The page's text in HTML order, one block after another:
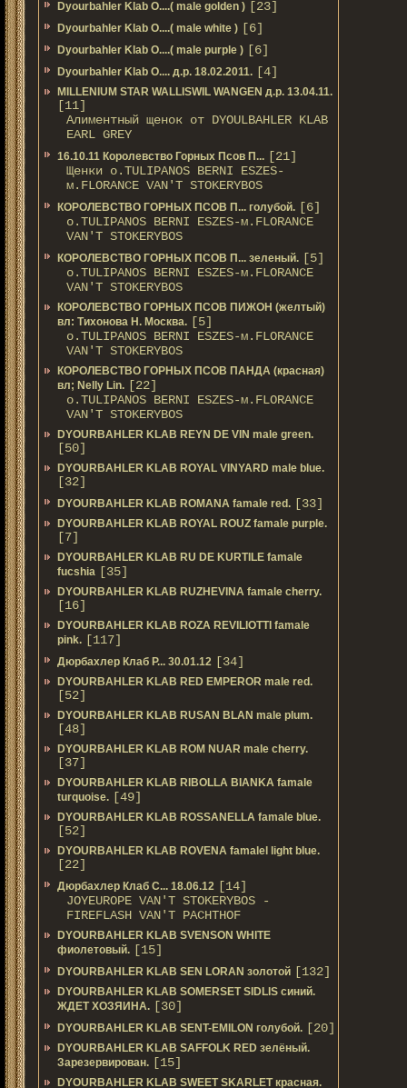
Dyourbahler Klab O....( male golden ) [23]
Dyourbahler Klab O....( male white ) [6]
Dyourbahler Klab O....( male purple ) [6]
Dyourbahler Klab O.... д.р. 18.02.2011. [4]
MILLENIUM STAR WALLISWIL WANGEN д.р. 13.04.11.
[11]
Алиментный щенок от DYOULBAHLER KLAB
EARL GREY
16.10.11 Королевство Горных Псов П... [21]
Щенки о.TULIPANOS BERNI ESZES-
м.FLORANCE VAN'T STOKERYBOS
КОРОЛЕВСТВО ГОРНЫХ ПСОВ П... голубой. [6]
о.TULIPANOS BERNI ESZES-м.FLORANCE
VAN'T STOKERYBOS
КОРОЛЕВСТВО ГОРНЫХ ПСОВ П... зеленый. [5]
о.TULIPANOS BERNI ESZES-м.FLORANCE
VAN'T STOKERYBOS
КОРОЛЕВСТВО ГОРНЫХ ПСОВ ПИЖОН (желтый)
вл: Тихонова Н. Москва. [5]
о.TULIPANOS BERNI ESZES-м.FLORANCE
VAN'T STOKERYBOS
КОРОЛЕВСТВО ГОРНЫХ ПСОВ ПАНДА (красная)
вл; Nelly Lin. [22]
о.TULIPANOS BERNI ESZES-м.FLORANCE
VAN'T STOKERYBOS
DYOURBAHLER KLAB REYN DE VIN male green.
[50]
DYOURBAHLER KLAB ROYAL VINYARD male blue.
[32]
DYOURBAHLER KLAB ROMANA famale red. [33]
DYOURBAHLER KLAB ROYAL ROUZ famale purple.
[7]
DYOURBAHLER KLAB RU DE KURTILE famale
fucshia [35]
DYOURBAHLER KLAB RUZHEVINA famale cherry.
[16]
DYOURBAHLER KLAB ROZA REVILIOTTI famale
pink. [117]
Дюрбахлер Клаб Р... 30.01.12 [34]
DYOURBAHLER KLAB RED EMPEROR male red.
[52]
DYOURBAHLER KLAB RUSAN BLAN male plum.
[48]
DYOURBAHLER KLAB ROM NUAR male cherry.
[37]
DYOURBAHLER KLAB RIBOLLA BIANKA famale
turquoise. [49]
DYOURBAHLER KLAB ROSSANELLA famale blue.
[52]
DYOURBAHLER KLAB ROVENA famalel light blue.
[22]
Дюрбахлер Клаб C... 18.06.12 [14]
JOYEUROPE VAN'T STOKERYBOS -
FIREFLASH VAN'T PACHTHOF
DYOURBAHLER KLAB SVENSON WHITE
фиолетовый. [15]
DYOURBAHLER KLAB SEN LORAN золотой [132]
DYOURBAHLER KLAB SOMERSET SIDLIS синий.
ЖДЕТ ХОЗЯИНА. [30]
DYOURBAHLER KLAB SENT-EMILON голубой. [20]
DYOURBAHLER KLAB SAFFOLK RED зелёный.
Зарезервирован. [15]
DYOURBAHLER KLAB SWEET SKARLET красная.